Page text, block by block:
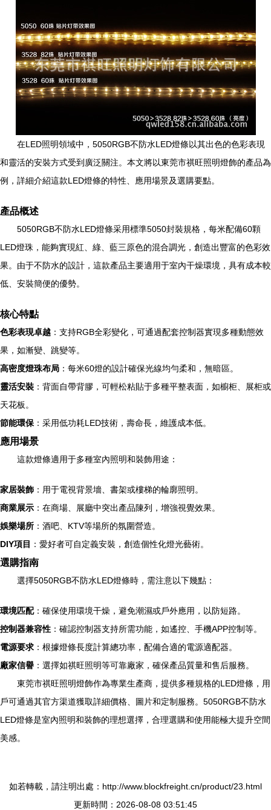
在LED照明領域中，5050RGB不防水LED燈條以其出色的色彩表現
和靈活的安裝方式受到廣泛關注。本文將以東莞市祺旺照明燈飾的產品為
例，詳細介紹這款LED燈條的特性、應用場景及選購要點。
產品概述
5050RGB不防水LED燈條采用標準5050封裝規格，每米配備60顆
LED燈珠，能夠實現紅、綠、藍三原色的混合調光，創造出豐富的色彩效
果。由于不防水的設計，這款產品主要適用于室內干燥環境，具有成本較
低、安裝簡便的優勢。
核心特點
色彩表現卓越 ：支持RGB全彩變化，可通過配套控制器實現多種動態效
果，如漸變、跳變等。
高密度燈珠布局 ：每米60燈的設計確保光線均勻柔和，無暗區。
靈活安裝 ：背面自帶背膠，可輕松粘貼于多種平整表面，如櫥柜、展柜或
天花板。
節能環保 ：采用低功耗LED技術，壽命長，維護成本低。
應用場景
這款燈條適用于多種室內照明和裝飾用途：
家居裝飾 ：用于電視背景墻、書架或樓梯的輪廓照明。
商業展示 ：在商場、展廳中突出產品陳列，增強視覺效果。
娛樂場所 ：酒吧、KTV等場所的氛圍營造。
DIY項目 ：愛好者可自定義安裝，創造個性化燈光藝術。
選購指南
選擇5050RGB不防水LED燈條時，需注意以下幾點：
環境匹配：確保使用環境干燥，避免潮濕或戶外應用，以防短路。
控制器兼容性 ：確認控制器支持所需功能，如遙控、手機APP控制等。
電源要求 ：根據燈條長度計算總功率，配備合適的電源適配器。
廠家信譽 ：選擇如祺旺照明等可靠廠家，確保產品質量和售后服務。
東莞市祺旺照明燈飾作為專業生產商，提供多種規格的LED燈條，用
戶可通過其官方渠道獲取詳細價格、圖片和定制服務。5050RGB不防水
LED燈條是室內照明和裝飾的理想選擇，合理選購和使用能極大提升空間
美感。
如若轉載，請注明出處：http://www.blockfreight.cn/product/23.html
更新時間：2026-08-08 03:51:45